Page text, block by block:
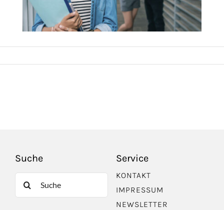
Suche
Suche
Service
KONTAKT
IMPRESSUM
NEWSLETTER